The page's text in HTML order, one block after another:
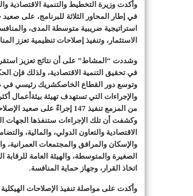
وأكدت وزيرة التخطيط والتنمية الاقتصادية
في إطار المحاور الثلاثة للبرنامج، على
استراتيجية ضريبية متوسطة المدى،
الاستثمار، وتنفيذ إصلاحات تنظيمية تعزز
وشددت “المشاط” على أن نتائج تعزيز
في تحقيق التنمية الاقتصادية، ولذلك فإن
وتوسع دور القطاع الخاصكشريك رئيسي في
والإجراءات التي تستهدف تهيئة بيئةأعمال
من المزمع تنفيذ 147 إجراءً على صعيد الإصلاحات الهيكلية في الفترة المقبلة.
وكشفت أن تلك الإجراءات ستنفذها الجهات
الاقتصادية والتعاون الدولي، والمالية،
والإسكان والمرافق والمجتمعات العمرانية،
الصغيرة والمتوسطة، والهيئة العامة
اتخاذ القرار، وجهاز حماية المنافسة.
وأكدت على مواصلة تنفيذ الإصلاحات